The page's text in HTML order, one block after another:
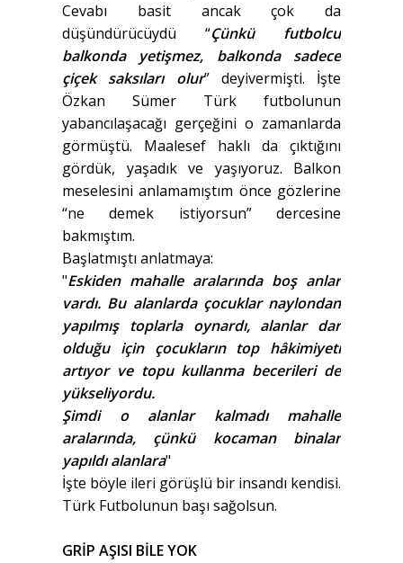
Cevabı basit ancak çok da
düşündürücüydü “Çünkü futbolcu
balkonda yetişmez, balkonda sadece
çiçek saksıları olur” deyivermişti. İşte
Özkan Sümer Türk futbolunun
yabancılaşacağı gerçeğini o zamanlarda
görmüştü. Maalesef haklı da çıktığını
gördük, yaşadık ve yaşıyoruz. Balkon
meselesini anlamamıştım önce gözlerine
“ne demek istiyorsun” dercesine
bakmıştım.
Başlatmıştı anlatmaya:
"Eskiden mahalle aralarında boş anlar
vardı. Bu alanlarda çocuklar naylondan
yapılmış toplarla oynardı, alanlar dar
olduğu için çocukların top hâkimiyeti
artıyor ve topu kullanma becerileri de
yükseliyordu.
Şimdi o alanlar kalmadı mahalle
aralarında, çünkü kocaman binalar
yapıldı alanlara"
İşte böyle ileri görüşlü bir insandı kendisi.
Türk Futbolunun başı sağolsun.
GRİP AŞISI BİLE YOK